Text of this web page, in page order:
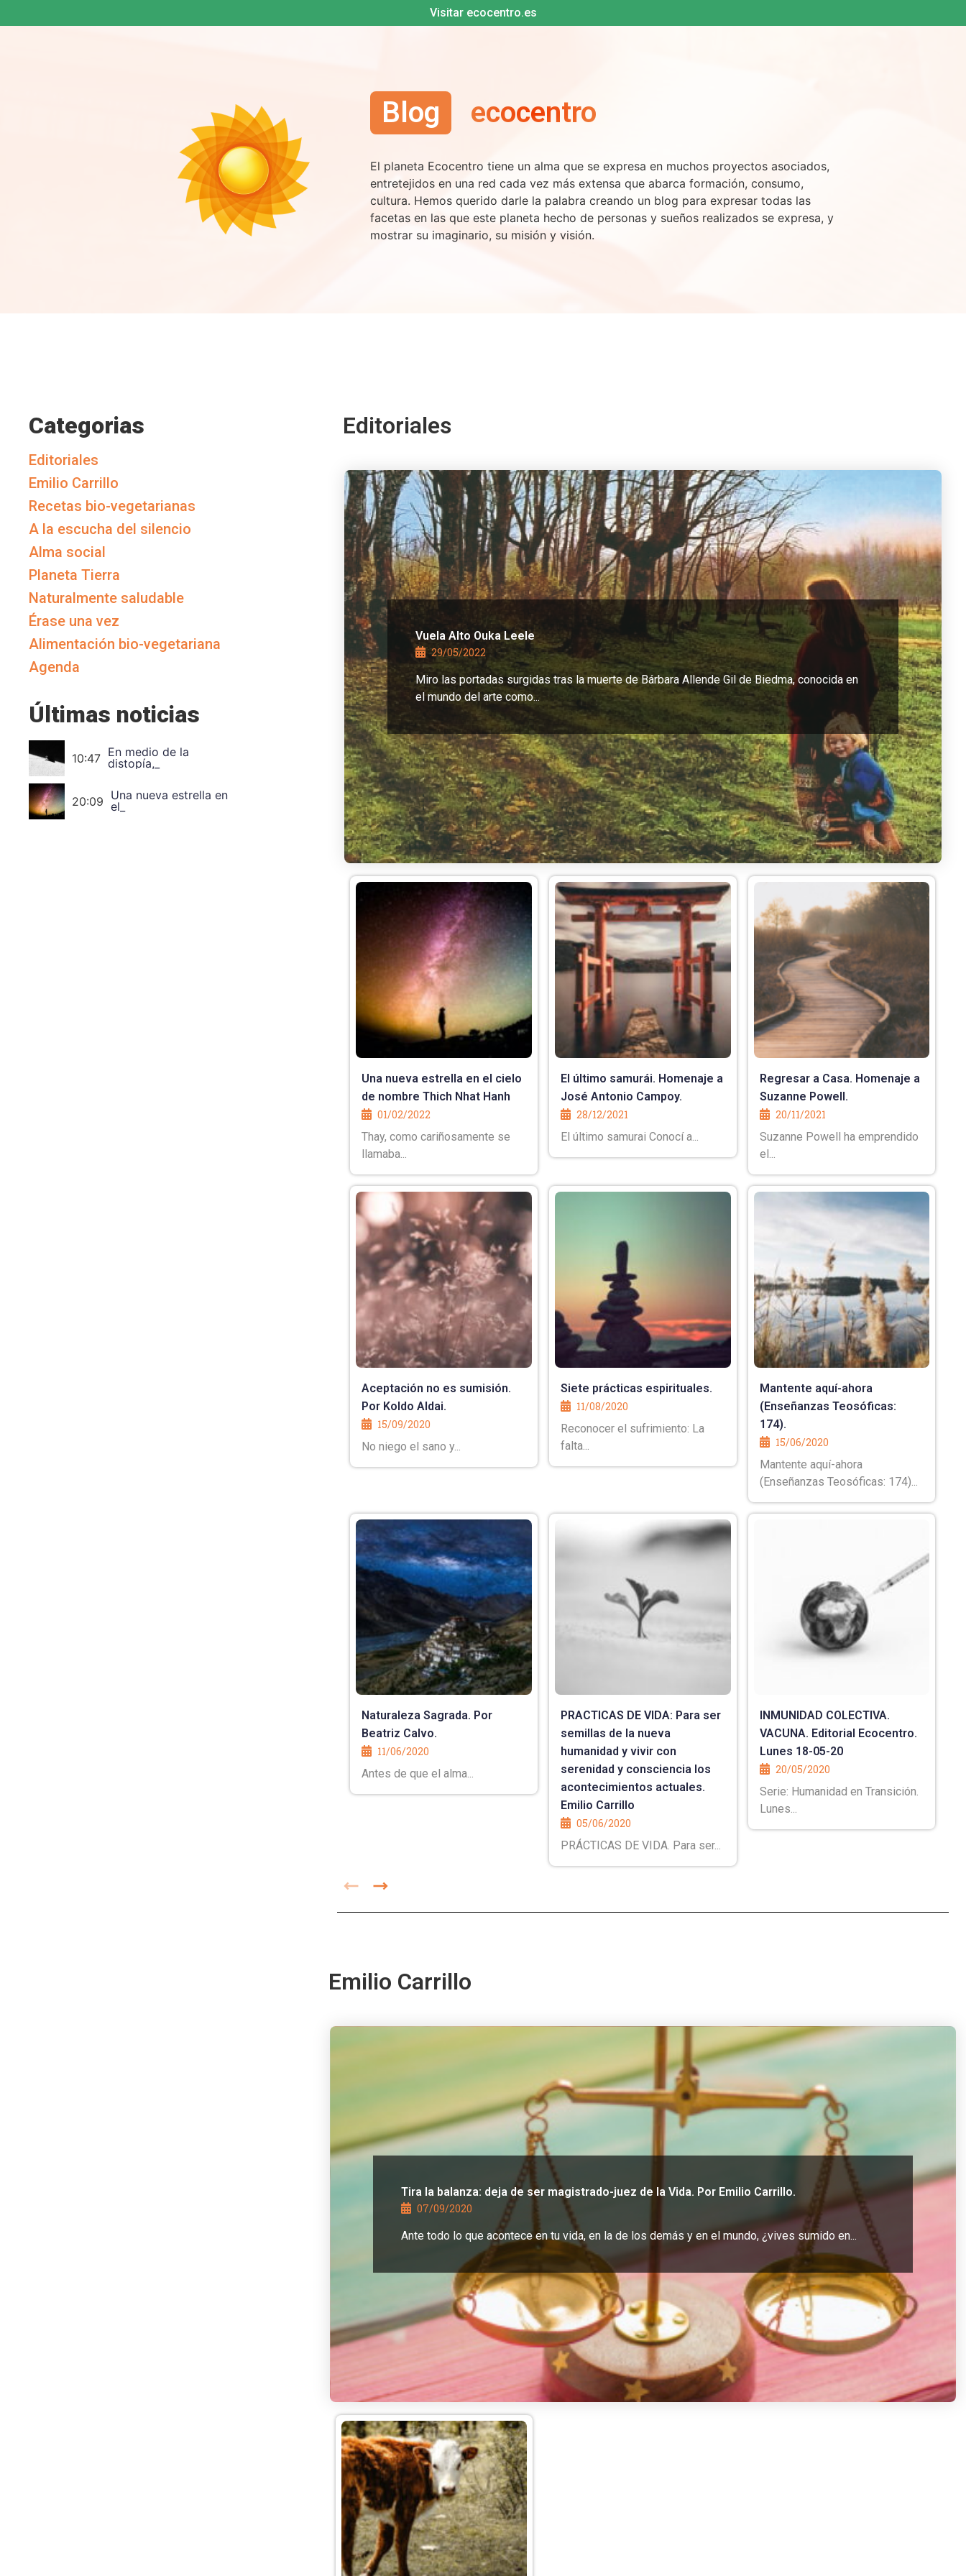
Visitar ecocentro.es
Blog ecocentro
El planeta Ecocentro tiene un alma que se expresa en muchos proyectos asociados,
entretejidos en una red cada vez más extensa que abarca formación, consumo,
cultura. Hemos querido darle la palabra creando un blog para expresar todas las
facetas en las que este planeta hecho de personas y sueños realizados se expresa, y
mostrar su imaginario, su misión y visión.
Categorias
Editoriales
Emilio Carrillo
Recetas bio-vegetarianas
A la escucha del silencio
Alma social
Planeta Tierra
Naturalmente saludable
Érase una vez
Alimentación bio-vegetariana
Agenda
Últimas noticias
10:47 En medio de la
distopía, la utopía.
20:09
Una nueva estrella en
el cielo de nombre
Thich Nhat Hanh
Editoriales
Vuela Alto Ouka Leele
29/05/2022
Miro las portadas surgidas tras la muerte de Bárbara Allende Gil de Biedma, conocida en
el mundo del arte como...
Una nueva estrella en el cielo
de nombre Thich Nhat Hanh
01/02/2022
Thay, como cariñosamente se
llamaba...
El último samurái. Homenaje a
José Antonio Campoy.
28/12/2021
El último samurai Conocí a...
Regresar a Casa. Homenaje a
Suzanne Powell.
20/11/2021
Suzanne Powell ha emprendido
el...
Aceptación no es sumisión.
Por Koldo Aldai.
15/09/2020
No niego el sano y...
Siete prácticas espirituales.
11/08/2020
Reconocer el sufrimiento: La
falta...
Mantente aquí-ahora
(Enseñanzas Teosóficas:
174).
15/06/2020
Mantente aquí-ahora
(Enseñanzas Teosóficas: 174)...
Naturaleza Sagrada. Por
Beatriz Calvo.
11/06/2020
Antes de que el alma...
PRACTICAS DE VIDA: Para ser
semillas de la nueva
humanidad y vivir con
serenidad y consciencia los
acontecimientos actuales.
Emilio Carrillo
05/06/2020
PRÁCTICAS DE VIDA. Para ser...
INMUNIDAD COLECTIVA.
VACUNA. Editorial Ecocentro.
Lunes 18-05-20
20/05/2020
Serie: Humanidad en Transición.
Lunes...
Emilio Carrillo
Tira la balanza: deja de ser magistrado-juez de la Vida. Por Emilio Carrillo.
07/09/2020
Ante todo lo que acontece en tu vida, en la de los demás y en el mundo, ¿vives sumido en...